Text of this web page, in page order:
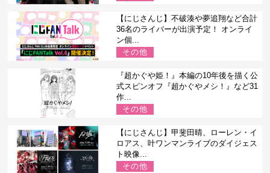
【にじさんじ】不破湊や夢追翔など合計
36名のライバーが出演予定！ オンライ
ン個...
その他
『超かぐや姫！』本編の10年後を描く公
式スピンオフ『超かぐやメシ！』など31
作...
その他
【にじさんじ】甲斐田晴、ローレン・イ
ロアス、叶ワンマンライブのダイジェス
ト映像...
その他